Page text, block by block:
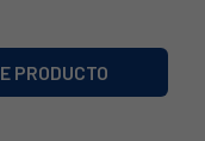
PRODUCTO